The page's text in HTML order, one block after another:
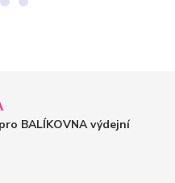
BALÍKOVNA výdejní